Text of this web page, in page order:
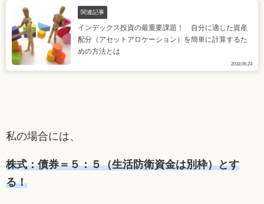
関連記事
インデックス投資の最重要課題！ 自分に適した資産
配分（アセットアロケーション）を簡単に計算するた
めの方法とは
2018.06.24
私の場合には、
株式：債券＝５：５（生活防衛資金は別枠）とす
る！